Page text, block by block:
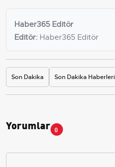
Haber365 Editör
Editör: Haber365 Editör
Son Dakika Son Dakika Haberleri
Yorumlar 0